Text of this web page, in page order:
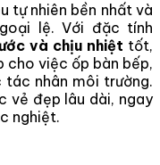
tự nhiên bền nhất và
lệ. Với đặc tính
và chịu nhiệt tốt,
cho việc ốp bàn bếp,
tác nhân môi trường.
vẻ đẹp lâu dài, ngay
nghiệt.